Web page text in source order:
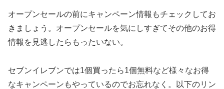
オープンセールの前にキャンペーン情報もチェックしてお
きましょう。オープンセールを気にしすぎてその他のお得
情報を見逃したらもったいない。
セブンイレブンでは1個買ったら1個無料など様々なお得
なキャンペーンもやっているのでお忘れなく。以下のリン